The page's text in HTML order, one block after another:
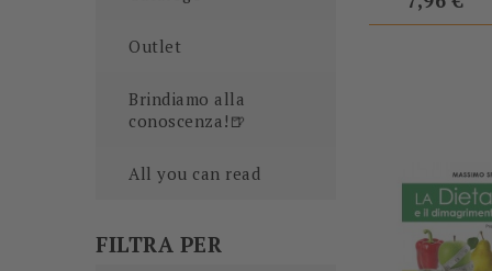
Outlet
Brindiamo alla
conoscenza!🍺
All you can read
FILTRA PER